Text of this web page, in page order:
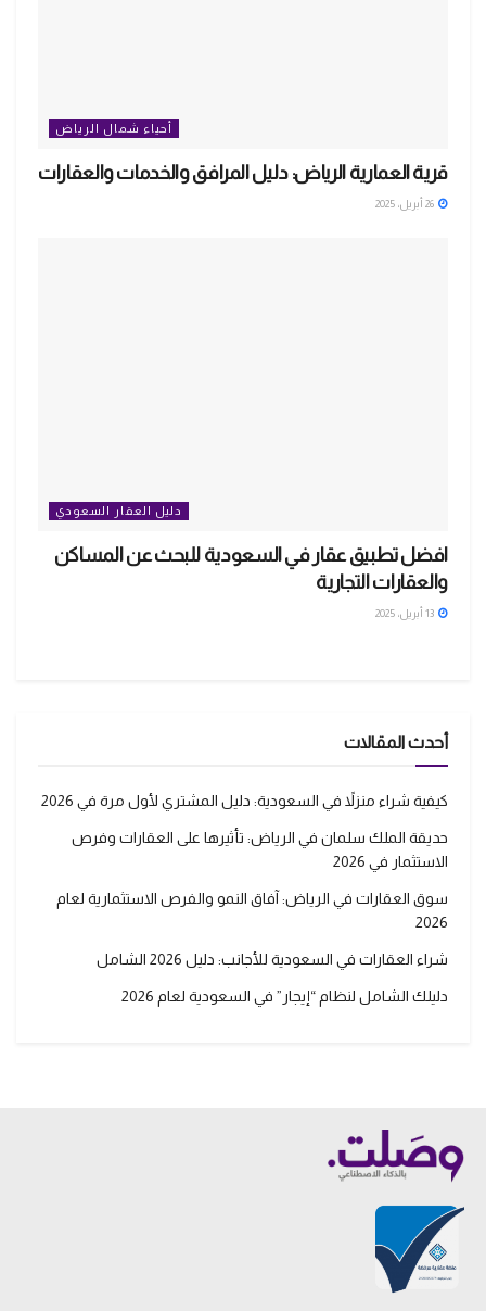
أحياء شمال الرياض
قرية العمارية الرياض: دليل المرافق والخدمات والعقارات
دليل العقار السعودي
افضل تطبيق عقار في السعودية للبحث عن المساكن
والعقارات التجارية
أحدث المقالات
كيفية شراء منزلاً في السعودية: دليل المشتري لأول مرة في 2026
حديقة الملك سلمان في الرياض: تأثيرها على العقارات وفرص
الاستثمار في 2026
سوق العقارات في الرياض: آفاق النمو والفرص الاستثمارية لعام
2026
شراء العقارات في السعودية للأجانب: دليل 2026 الشامل
دليلك الشامل لنظام “إيجار” في السعودية لعام 2026